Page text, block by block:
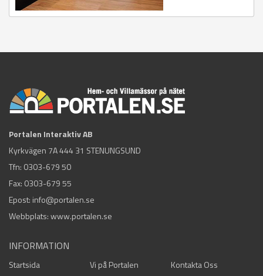
Portalen Interaktiv AB
Kyrkvägen 7A 444 31 STENUNGSUND
Tfn: 0303-679 50
Fax: 0303-679 55
Epost: info@portalen.se
Webbplats: www.portalen.se
INFORMATION
Startsida Vi på Portalen Kontakta Oss